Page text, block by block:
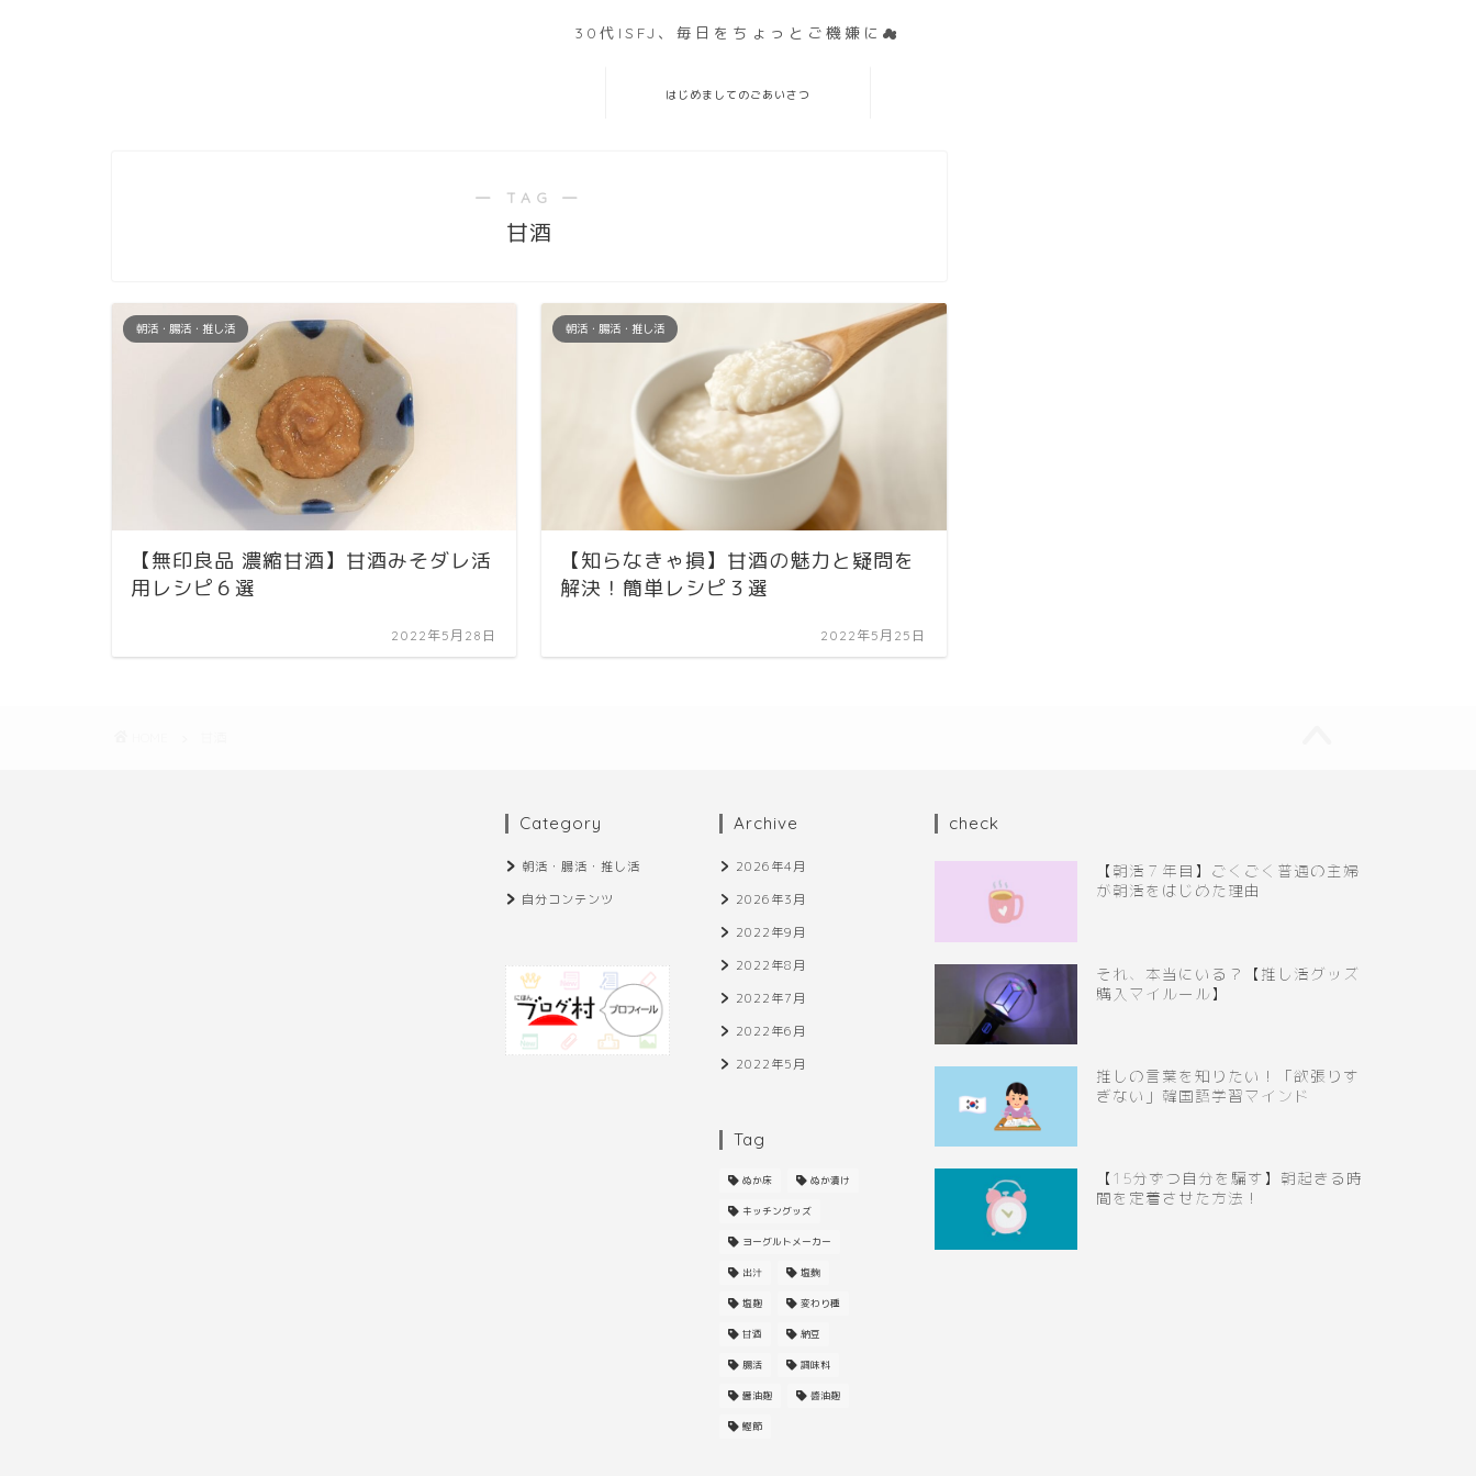
30代ISFJ、毎日をちょっとご機嫌に☁
はじめましてのごあいさつ
― TAG ―
甘酒
朝活・腸活・推し活
【無印良品 濃縮甘酒】甘酒みそダレ活
用レシピ６選
2022年5月28日
朝活・腸活・推し活
【知らなきゃ損】甘酒の魅力と疑問を
解決！簡単レシピ３選
2022年5月25日
Category
朝活・腸活・推し活
自分コンテンツ
Archive
2026年4月
2026年3月
2022年9月
2022年8月
2022年7月
2022年6月
2022年5月
Tag
ぬか床 ぬか漬け
キッチングッズ
ヨーグルトメーカー
出汁 塩麴
塩麹 変わり種
甘酒 納豆
腸活 調味料
醤油麹 醬油麹
鰹節
check
【朝活７年目】ごくごく普通の主婦
が朝活をはじめた理由
それ、本当にいる？【推し活グッズ
購入マイルール】
推しの言葉を知りたい！「欲張りす
ぎない」韓国語学習マインド
【15分ずつ自分を騙す】朝起きる時
間を定着させた方法！